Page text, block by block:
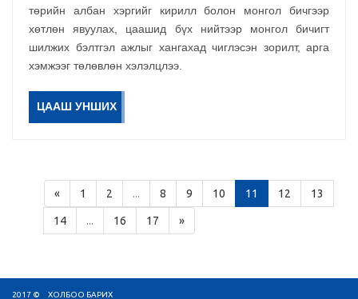
төрийн албан хэргийг кирилл болон монгол бичгээр
хөтлөн явуулах, цаашид бүх нийтээр монгол бичигт
шилжих бэлтгэл ажлыг хангахад чиглэсэн зорилт, арга
хэмжээг төлөвлөн хэлэлцлээ.
ЦААШ УНШИХ
« 1 2 ... 8 9 10 11 12 13
14 ... 16 17 »
2017 © ХОЛБОО БАРИХ